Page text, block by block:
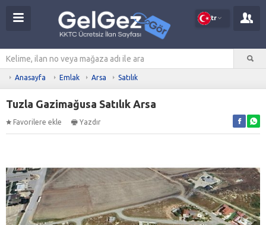
tr
Anasayfa Emlak Arsa Satılık
Tuzla Gazimağusa Satılık Arsa
Favorilere ekle Yazdır